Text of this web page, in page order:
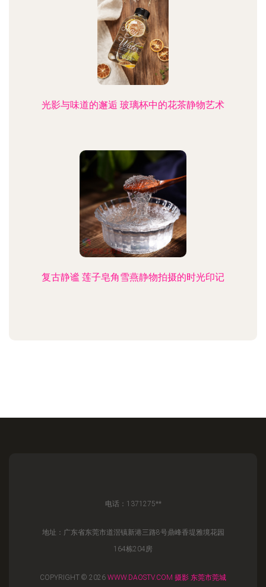
光影与味道的邂逅 玻璃杯中的花茶静物艺术
复古静谧 莲子皂角雪燕静物拍摄的时光印记
电话：1371275**
地址：广东省东莞市道滘镇新港三路8号鼎峰香堤雅境花园
164栋204房
COPYRIGHT © 2026 WWW.DAOSTV.COM 摄影 东莞市莞城